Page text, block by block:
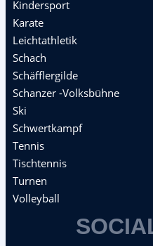
Kindersport
Karate
Leichtathletik
Schach
Schäfflergilde
Schanzer -Volksbühne
Ski
Schwertkampf
Tennis
Tischtennis
Turnen
Volleyball